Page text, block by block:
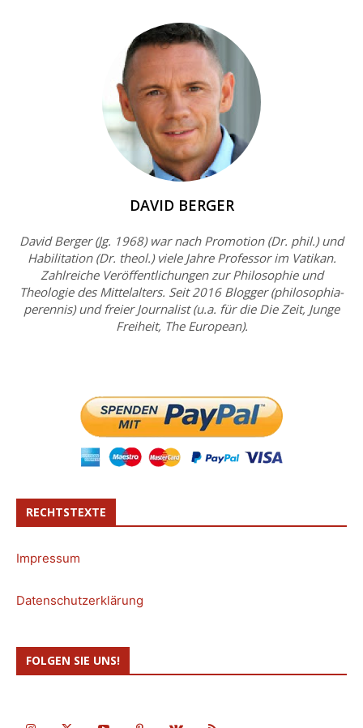
DAVID BERGER
David Berger (Jg. 1968) war nach Promotion (Dr. phil.) und
Habilitation (Dr. theol.) viele Jahre Professor im Vatikan.
Zahlreiche Veröffentlichungen zur Philosophie und
Theologie des Mittelalters. Seit 2016 Blogger (philosophia-
perennis) und freier Journalist (u.a. für die Die Zeit, Junge
Freiheit, The European).
RECHTSTEXTE
Impressum
Datenschutzerklärung
FOLGEN SIE UNS!